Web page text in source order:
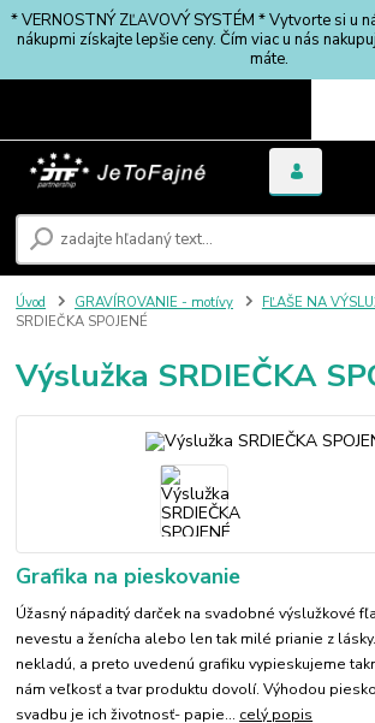
* VERNOSTNÝ ZĽAVOVÝ SYSTÉM * Vytvorte si u
nákupmi získajte lepšie ceny. Čím viac u nás
máte.
Úvod GRAVÍROVANIE - motívy FĽAŠE NA
SRDIEČKA SPOJENÉ
Výslužka SRDIEČKA
Grafika na pieskovanie
Úžasný nápaditý darček na svadobné výslužkové
nevestu a ženícha alebo len tak milé prianie z
nekladú, a preto uvedenú grafiku vypieskujeme
nám veľkosť a tvar produktu dovolí. Výhodou
svadbu je ich životnosť- papie... celý popis